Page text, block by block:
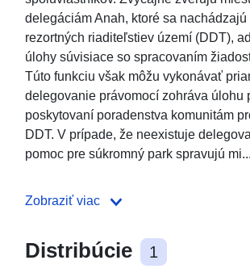
delegáciám Anah, ktoré sa nachádzajú
rezortných riaditeľstiev území (DDT),
úlohy súvisiace so spracovaním
Túto funkciu však môžu vykonávať
delegovanie právomocí zohráva úlohu
poskytovaní poradenstva komunitám
DDT. V prípade, že neexistuje
pomoc pre súkromný park spravujú mi...
Zobraziť viac
Distribúcie 1